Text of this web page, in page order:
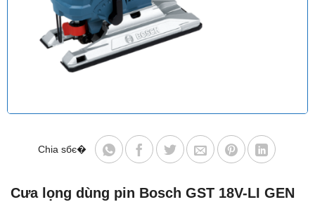
Chia sбє�
Cưa lọng dùng pin Bosch GST 18V-LI GEN